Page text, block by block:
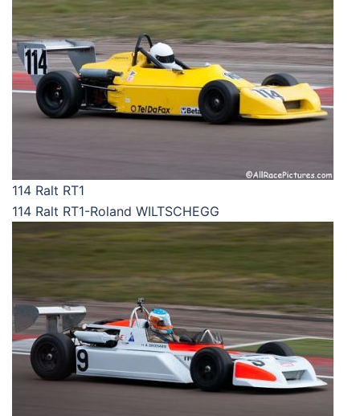
114 Ralt RT1
114 Ralt RT1-Roland WILTSCHEGG